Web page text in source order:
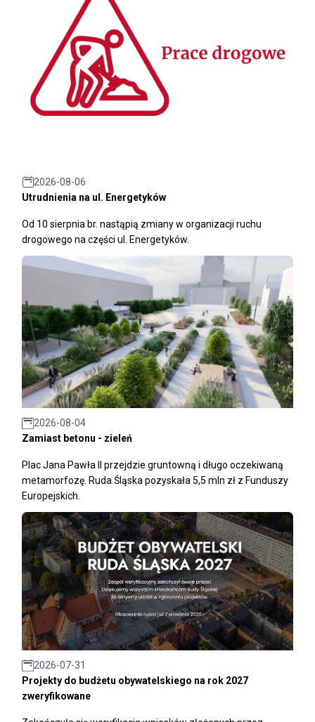
2026-08-06
Utrudnienia na ul. Energetyków
Od 10 sierpnia br. nastąpią zmiany w organizacji ruchu
drogowego na części ul. Energetyków.
2026-08-04
Zamiast betonu - zieleń
Plac Jana Pawła II przejdzie gruntowną i długo oczekiwaną
metamorfozę. Ruda Śląska pozyskała 5,5 mln zł z Funduszy
Europejskich.
2026-07-31
Projekty do budżetu obywatelskiego na rok 2027
zweryfikowane